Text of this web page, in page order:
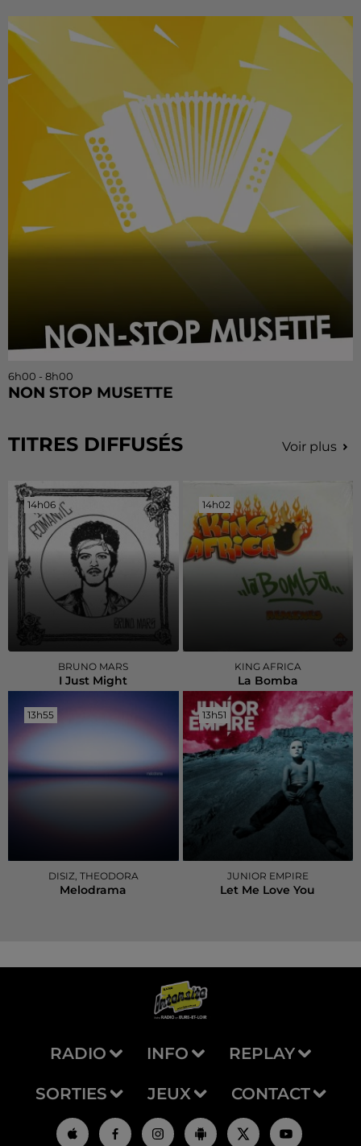
6h00 - 8h00
NON STOP MUSETTE
TITRES DIFFUSÉS Voir plus
14h06
14h06
BRUNO MARS
I Just Might
14h02
14h02
KING AFRICA
La Bomba
13h55
13h55
DISIZ, THEODORA
Melodrama
13h51
13h51
JUNIOR EMPIRE
Let Me Love You
RADIO INFO REPLAY
SORTIES JEUX CONTACT